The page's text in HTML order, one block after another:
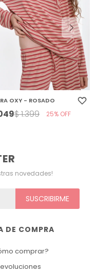
OXY - ROSADO
$1.399 25
DE COMPRA
comprar?
novedades!
SUSCRIBIRME